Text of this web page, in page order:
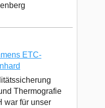
ETC-
Thermografie
war für unser